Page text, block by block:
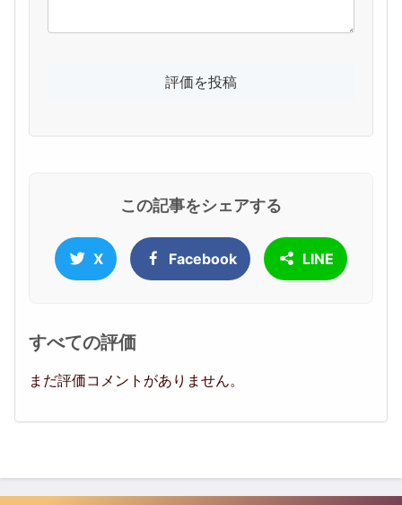
この記事をシェアする
X Facebook LINE
すべての評価
まだ評価コメントがありません。